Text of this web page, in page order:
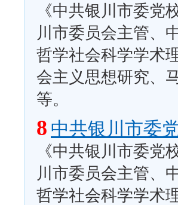
《中共银川市委党
川市委员会主管、
哲学社会科学学术
会主义思想研究、
等。
8 中共银川市委
《中共银川市委党
川市委员会主管、
哲学社会科学学术